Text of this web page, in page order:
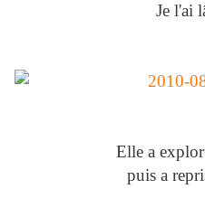
Je l'ai
Elle a
puis a